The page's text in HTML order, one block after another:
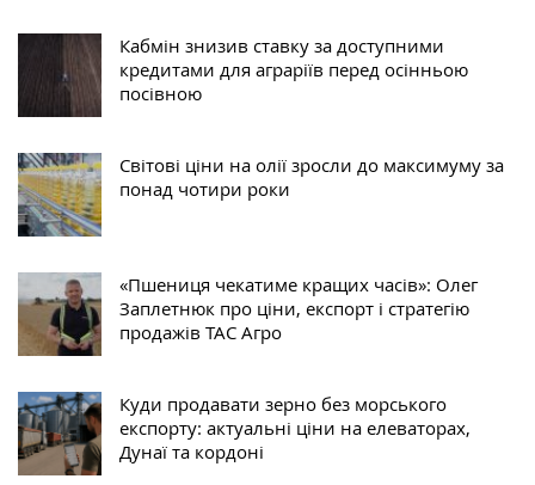
Кабмін знизив ставку за доступними
кредитами для аграріїв перед осінньою
посівною
Світові ціни на олії зросли до максимуму за
понад чотири роки
«Пшениця чекатиме кращих часів»: Олег
Заплетнюк про ціни, експорт і стратегію
продажів ТАС Агро
Куди продавати зерно без морського
експорту: актуальні ціни на елеваторах,
Дунаї та кордоні